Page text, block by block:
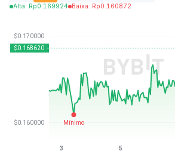
Alta: Rp0.169924 Baixa: Rp0.160872
Última atualização: 2026-08-09, 13:52 GMT+0